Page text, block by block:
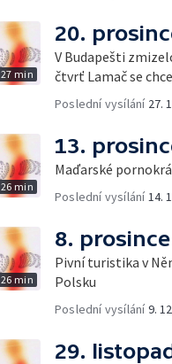
27 min
20.
V Budapešti
čtvrť Lamač se
Poslední vysílání 27.
26 min
13.
Maďarské
Poslední vysílání 14.
26 min
8.
Pivní turistika v
Polsku
Poslední vysílání9.
29.